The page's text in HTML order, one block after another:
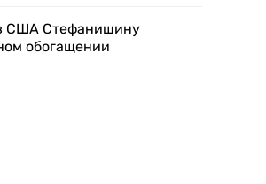
США Стефанишину
обогащении